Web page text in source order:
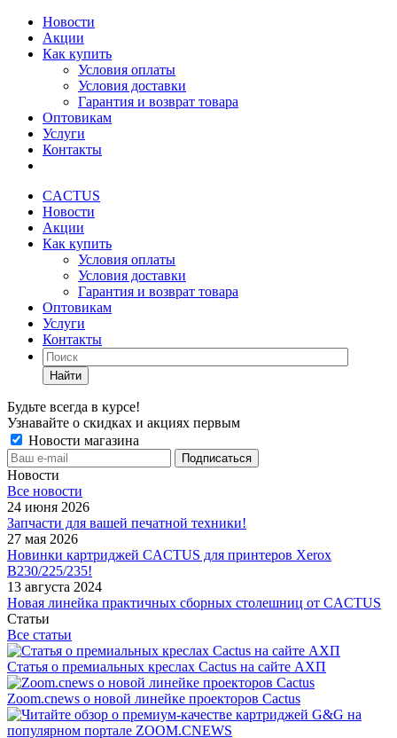
Новости
Акции
Как купить
Условия оплаты
Условия доставки
Гарантия и возврат товара
Оптовикам
Услуги
Контакты
CACTUS
Новости
Акции
Как купить
Условия оплаты
Условия доставки
Гарантия и возврат товара
Оптовикам
Услуги
Контакты
Найти
Будьте всегда в курсе!
Узнавайте о скидках и акциях первым
Новости магазина
Новости
Все новости
24 июня 2026
Запчасти для вашей печатной техники!
27 мая 2026
Новинки картриджей CACTUS для принтеров Xerox
B230/225/235!
13 августа 2024
Новая линейка практичных сборных столешниц от CACTUS
Статьи
Все статьи
Статья о премиальных креслах Cactus на сайте АХП
Zoom.cnews о новой линейке проекторов Cactus